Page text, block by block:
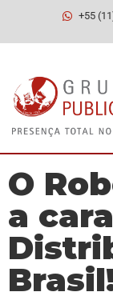
+55
O
a